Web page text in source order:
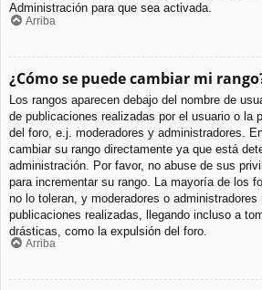
Administración para que sea activada.
Arriba
¿Cómo se puede cambiar mi
Los rangos aparecen debajo del nombre de
de publicaciones realizadas por el usuario o la
del foro, e.j. moderadores y administradores.
cambiar su rango directamente ya que está
administración. Por favor, no abuse de sus
para incrementar su rango. La mayoría de los
no lo toleran, y moderadores o administradores
publicaciones realizadas, llegando incluso a
drásticas, como la expulsión del foro.
Arriba